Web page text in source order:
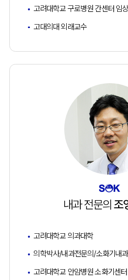
고려대학교 구로병원 간센터 임
고대의대 외래교수
내과 전문의조
고려대학교 의과대학
의학박사/내과전문의/소화기내
고려대학교 안암병원 소화기센